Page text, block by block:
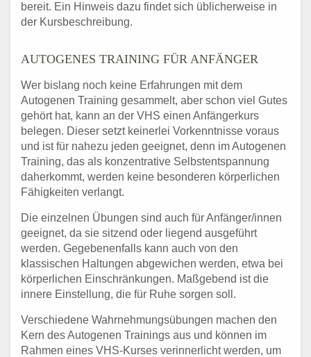
bereit. Ein Hinweis dazu findet sich üblicherweise in
der Kursbeschreibung.
AUTOGENES TRAINING FÜR ANFÄNGER
Wer bislang noch keine Erfahrungen mit dem
Autogenen Training gesammelt, aber schon viel Gutes
gehört hat, kann an der VHS einen Anfängerkurs
belegen. Dieser setzt keinerlei Vorkenntnisse voraus
und ist für nahezu jeden geeignet, denn im Autogenen
Training, das als konzentrative Selbstentspannung
daherkommt, werden keine besonderen körperlichen
Fähigkeiten verlangt.
Die einzelnen Übungen sind auch für Anfänger/innen
geeignet, da sie sitzend oder liegend ausgeführt
werden. Gegebenenfalls kann auch von den
klassischen Haltungen abgewichen werden, etwa bei
körperlichen Einschränkungen. Maßgebend ist die
innere Einstellung, die für Ruhe sorgen soll.
Verschiedene Wahrnehmungsübungen machen den
Kern des Autogenen Trainings aus und können im
Rahmen eines VHS-Kurses verinnerlicht werden, um